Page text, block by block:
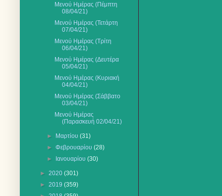
Μενού Ημέρας (Πέμπτη
08/04/21)
Μενού Ημέρας (Τετάρτη
07/04/21)
Μενού Ημέρας (Τρίτη
06/04/21)
Μενού Ημέρας (Δευτέρα
05/04/21)
Μενού Ημέρας (Κυριακή
04/04/21)
Μενού Ημέρας (Σάββατο
03/04/21)
Μενού Ημέρας
(Παρασκευή 02/04/21)
► Μαρτίου(31)
►Φεβρουαρίου(28)
►
Ιανουαρίου(30)
► 2020 (301)
► 2019 (359)